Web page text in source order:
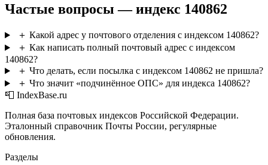
Частые вопросы — индекс 140862
＋ Какой адрес у почтового отделения с индексом 140862?
＋ Как написать полный почтовый адрес с индексом
140862?
＋ Что делать, если посылка с индексом 140862 не пришла?
＋ Что значит «подчинённое ОПС» для индекса 140862?
📮 IndexBase.ru
Полная база почтовых индексов Российской Федерации.
Эталонный справочник Почты России, регулярные
обновления.
Разделы